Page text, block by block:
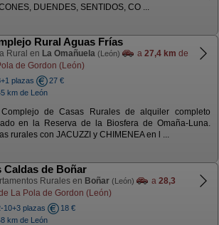
DUENDES, SENTIDOS, CO ...
Rural Aguas Frías
Rural en La Omañuela (León) a 27,4 km de
de Gordon (León)
plazas
27 €
km de León
Complejo de Casas Rurales de alquiler completo
en la Reserva de la Biosfera de Omaña-Luna.
rurales con JACUZZI y CHIMENEA en l ...
Caldas de Boñar
Rurales en Boñar (León) a 28,3
La Pola de Gordon (León)
10+3 plazas
18 €
km de León